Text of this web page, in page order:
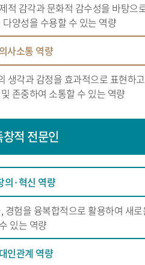
적 감각과 문화적 감수성을 바탕으
양성을 수용할 수 있는 역량
의사소통 역량
생각과 감정을 효과적으로 표현하고
존중하여 소통할 수 있는 역량
창적 전문인
의·혁신 역량
경험을 융복합적으로 활용하여 새
있는 역량
대인관계 역량